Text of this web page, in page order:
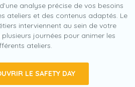
analyse précise de vos besoins
ateliers et des contenus adaptés. Le
interviennent au sein de votre
journées pour animer les
ateliers.
LE SAFETY DAY